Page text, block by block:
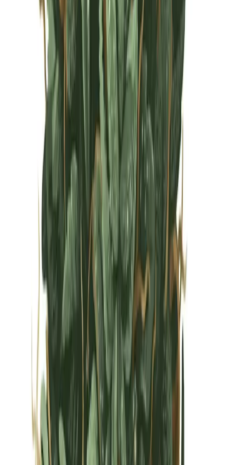
Kapseln